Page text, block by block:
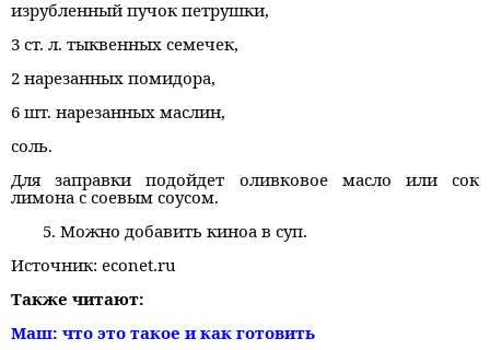
изрубленный пучок петрушки,
3 ст. л. тыквенных семечек,
2 нарезанных помидора,
6 шт. нарезанных маслин,
соль.
Для заправки подойдет оливковое масло или сок
лимона с соевым соусом.
Можно добавить киноа в суп.
Источник: econet.ru
Также читают:
Маш: что это такое и как готовить